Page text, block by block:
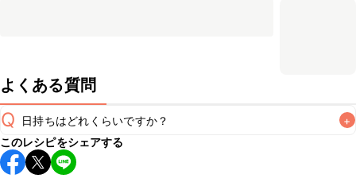
よくある質問
Q 日持ちはどれくらいですか？ +
保存期間は冷蔵で翌日中が目安です。なるべくお早めにお召
し上がりください。
このレシピをシェアする